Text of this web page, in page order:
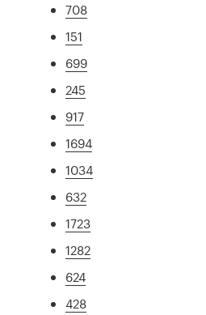
708
151
699
245
917
1694
1034
632
1723
1282
624
428